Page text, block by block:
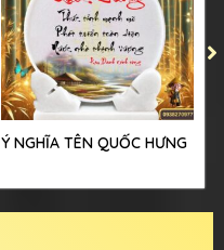
Ý NGHĨA TÊN QUỐC HƯNG